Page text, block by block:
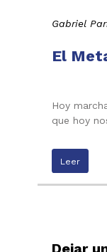
Gabriel
El
Hoy
que hoy
Leer